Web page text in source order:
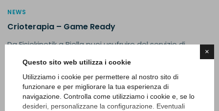
×
Questo sito web utilizza i cookie
Utilizziamo i cookie per permettere al nostro sito di
funzionare e per migliorare la tua esperienza di
navigazione. Controlla come utilizziamo i cookie e, se lo
desideri, personalizzane la configurazione. Eventuali
NEWS
Crioterapia – Game Ready
Da Fisiokinetik a Biella puoi usufruire del servizio di
Crioterapia – Game Ready. Se hai necessità di
Leggi di più